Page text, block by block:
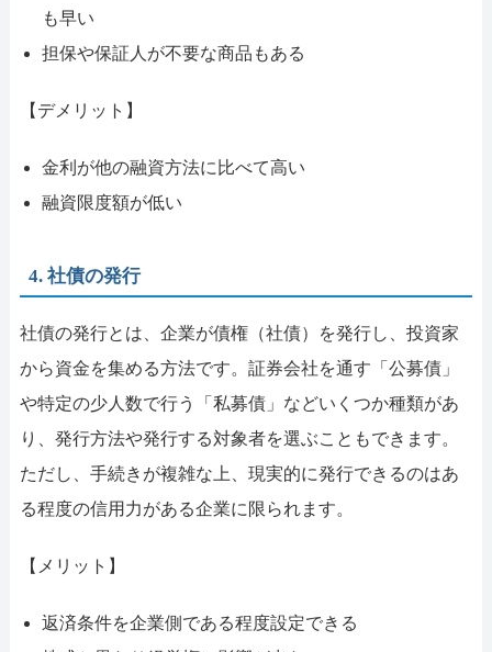
も早い
担保や保証人が不要な商品もある
【デメリット】
金利が他の融資方法に比べて高い
融資限度額が低い
4. 社債の発行
社債の発行とは、企業が債権（社債）を発行し、投資家
から資金を集める方法です。証券会社を通す「公募債」
や特定の少人数で行う「私募債」などいくつか種類があ
り、発行方法や発行する対象者を選ぶこともできます。
ただし、手続きが複雑な上、現実的に発行できるのはあ
る程度の信用力がある企業に限られます。
【メリット】
返済条件を企業側である程度設定できる